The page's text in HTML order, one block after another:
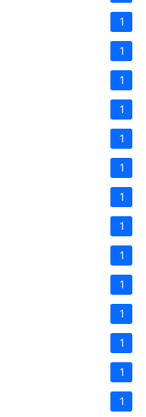
1
1
1
1
1
1
1
1
1
1
1
1
1
1